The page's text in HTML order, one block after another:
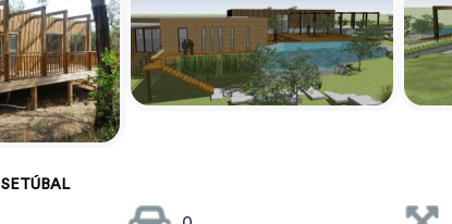
SETÚBAL